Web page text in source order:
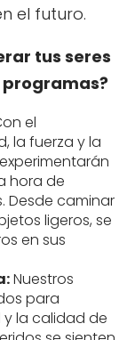
el futuro.
tus seres
el
la fuerza y la
hora de
Desde caminar
ligeros, se
en sus
Nuestros
para
la calidad de